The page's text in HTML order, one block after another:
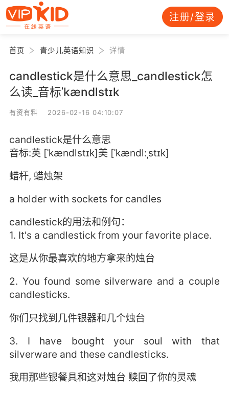
注册/登录
首页 青少儿英语知识 详情
candlestick是什么意思_candlestick怎
么读_音标ˈkændlstɪk
有资有料 2026-02-16 04:10:07
candlestick是什么意思
音标:英 [ˈkændlstɪk]美 [ˈkændl:ˌstɪk]
蜡杆, 蜡烛架
a holder with sockets for candles
candlestick的用法和例句：
1. It's a candlestick from your favorite place.
这是从你最喜欢的地方拿来的烛台
2. You found some silverware and a couple
candlesticks.
你们只找到几件银器和几个烛台
3. I have bought your soul with that
silverware and these candlesticks.
我用那些银餐具和这对烛台 赎回了你的灵魂